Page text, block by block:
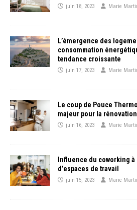
juin 18, 2023 Marie
L’émergence des
consommation
tendance croissante
juin 17, 2023 Marie
Le coup de Pouce
majeur pour la
juin 16, 2023 Marie
Influence du coworking
d’espaces de travail
juin 15, 2023 Marie